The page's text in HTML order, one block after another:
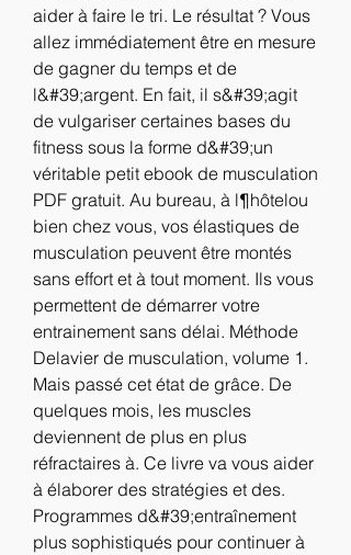
aider à faire le tri. Le résultat ? Vous
allez immédiatement être en mesure
de gagner du temps et de
l&#39;argent. En fait, il s&#39;agit
de vulgariser certaines bases du
fitness sous la forme d&#39;un
véritable petit ebook de musculation
PDF gratuit. Au bureau, à l¶hôtelou
bien chez vous, vos élastiques de
musculation peuvent être montés
sans effort et à tout moment. Ils vous
permettent de démarrer votre
entrainement sans délai. Méthode
Delavier de musculation, volume 1.
Mais passé cet état de grâce. De
quelques mois, les muscles
deviennent de plus en plus
réfractaires à. Ce livre va vous aider
à élaborer des stratégies et des.
Programmes d&#39;entraînement
plus sophistiqués pour continuer à